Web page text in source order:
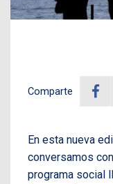
Comparte
En esta nueva
conversamos con
programa social